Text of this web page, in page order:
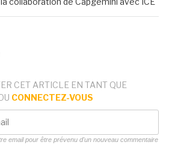
CET ARTICLE EN TANT QUE
CONNECTEZ-VOUS
email pour être prévenu d'un nouveau commentaire